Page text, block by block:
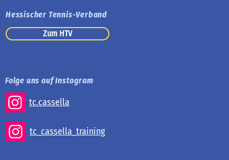
Hessischer Tennis-Verband
Zum HTV
Folge uns auf Instagram
tc.cassella
tc_cassella_training